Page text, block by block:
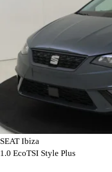
SEAT Ibiza
1.0 EcoTSI Style Plus